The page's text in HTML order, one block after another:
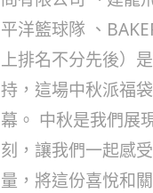
平洋籃球隊 、
上排名不分先後）
持，這場中秋派福
幕。 中秋是我們展
刻，讓我們一起感
量，將這份喜悅和